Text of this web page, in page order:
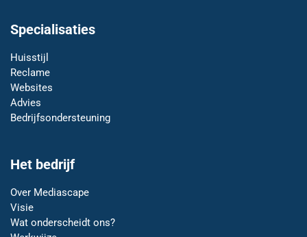
Specialisaties
Huisstijl
Reclame
Websites
Advies
Bedrijfsondersteuning
Het bedrijf
Over Mediascape
Visie
Wat onderscheidt ons?